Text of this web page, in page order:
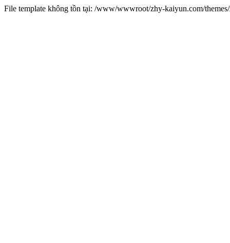
File template không tồn tại: /www/wwwroot/zhy-kaiyun.com/